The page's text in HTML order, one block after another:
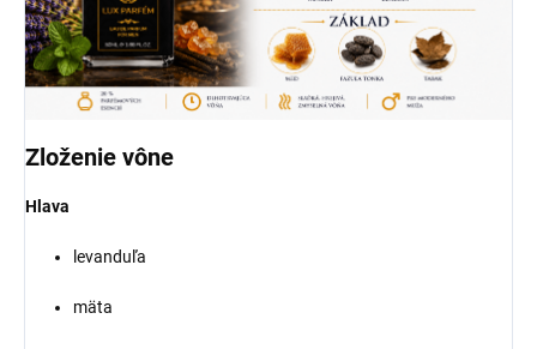
Zloženie vône
Hlava
levanduľa
mäta